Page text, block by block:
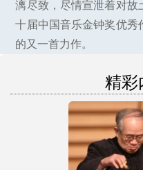
漓尽致，尽情宣泄着对故
十届中国音乐金钟奖优秀
的又一首力作。
精彩